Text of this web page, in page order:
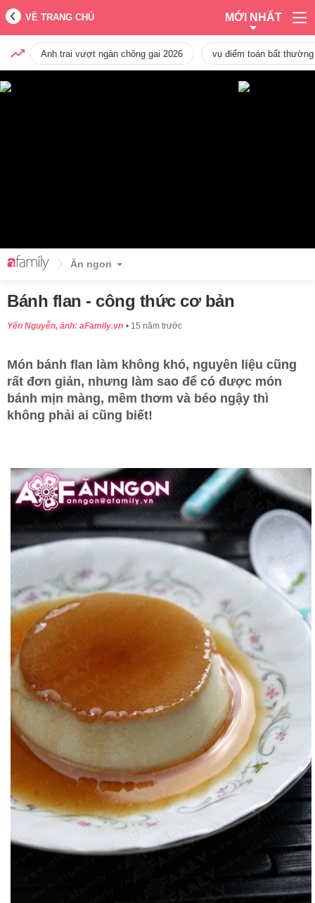
VỀ TRANG CHỦ MỚI NHẤT
Anh trai vượt ngàn chông gai 2026 vụ điểm toán bất
Ăn ngon
Bánh flan - công thức cơ bản
Yến Nguyễn, ảnh: aFamily.vn 15 năm trước
Món bánh flan làm không khó, nguyên liệu cũng
rất đơn giản, nhưng làm sao để có được món
bánh mịn màng, mềm thơm và béo ngậy thì
không phải ai cũng biết!